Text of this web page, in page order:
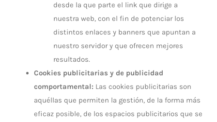
desde la que parte el link que dirige a
nuestra web, con el fin de potenciar los
distintos enlaces y banners que apuntan a
nuestro servidor y que ofrecen mejores
resultados.
Cookies publicitarias y de publicidad
comportamental: Las cookies publicitarias son
aquéllas que permiten la gestión, de la forma más
eficaz posible, de los espacios publicitarios que se